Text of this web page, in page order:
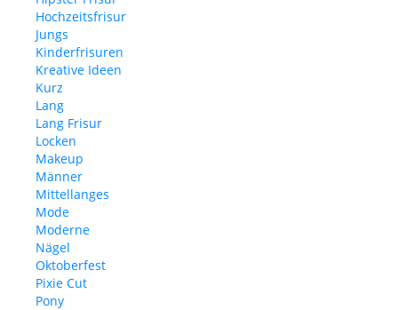
Hochzeitsfrisur
Jungs
Kinderfrisuren
Kreative Ideen
Kurz
Lang
Lang Frisur
Locken
Makeup
Männer
Mittellanges
Mode
Moderne
Nägel
Oktoberfest
Pixie Cut
Pony